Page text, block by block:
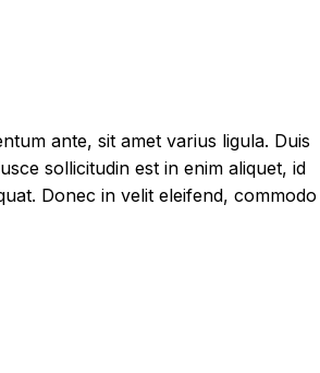
ante, sit amet varius ligula. Duis
sollicitudin est in enim aliquet, id
Donec in velit eleifend, commodo